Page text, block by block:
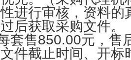
进行审核，资料的
后获取采购文件。
套售850.00元，售
件截止时间、开标